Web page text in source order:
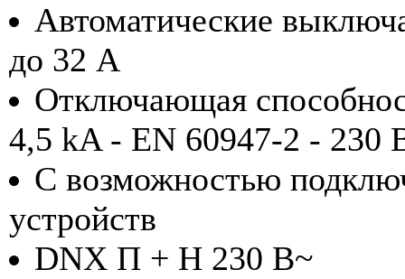
Автоматические
до 32 А
Отключающая
4,5 kA - EN 60947-2 - 230
С возможностью
устройств
DNX П + Н 230 В~